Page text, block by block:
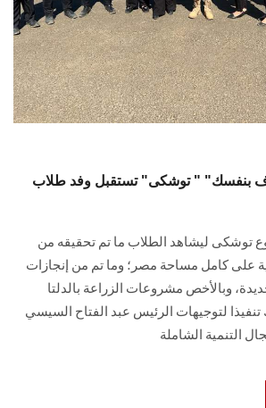
بنفسك" " توشكى" تستقبل وفد طلاب
توشكى ليشاهد الطلاب ما تم تحقيقه من
على كامل مساحة مصر؛ وما تم من إنجازات
وبالأخص مشروعات الزراعة بالدلتا
لتوجيهات الرئيس عبد الفتاح السيسي
التنمية الشاملة